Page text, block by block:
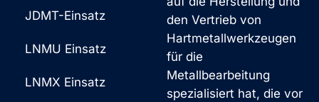
den Vertrieb von
Hartmetallwerkzeugen
für die
Metallbearbeitung
spezialisiert hat, die vor
JDMT-Einsatz
LNMU Einsatz
LNMX Einsatz